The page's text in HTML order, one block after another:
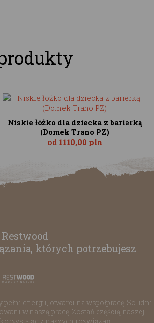
Niskie łóżko dla dziecka z barierką
(Domek Trano PZ)
od 1110,00 pln
których potrzebujesz
pełni energii, otwarci na współpracę. Solidni
w naszą pracę. Zostań częścią naszej
z naszych rozwiązań